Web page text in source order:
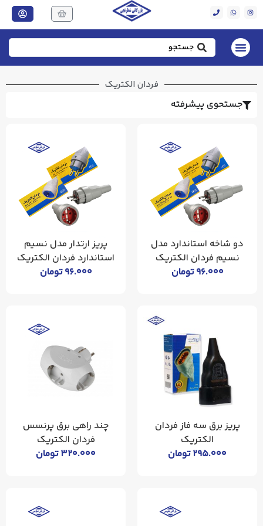
فردان الکتریک
جستحوی پیشرفته
دو شاخه استاندارد مدل
نسیم فردان الکتریک
۹۶.۰۰۰تومان
پریز ارتدار مدل نسیم
استاندارد فردان الکتریک
۹۶.۰۰۰تومان
پریز برق سه فاز فردان
الکتریک
۲۹۵.۰۰۰تومان
چند راهی برق پرنسس
فردان الکتریک
۳۲۰.۰۰۰تومان